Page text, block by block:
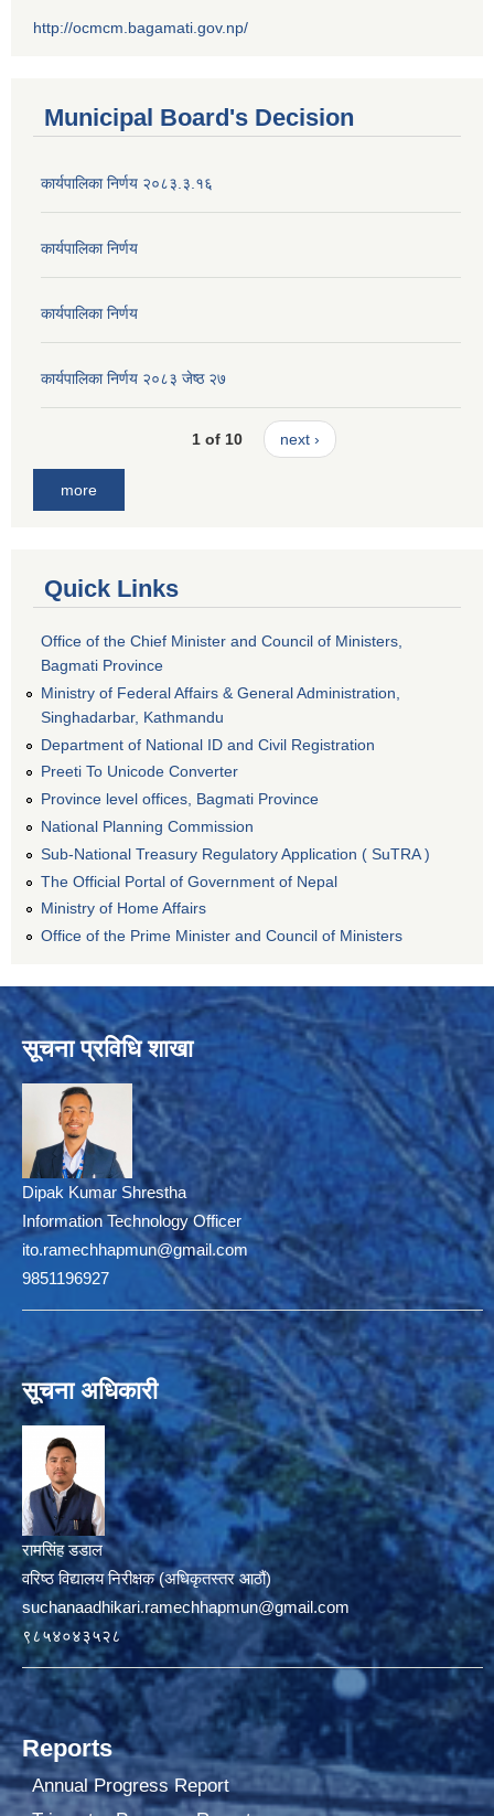
http://ocmcm.bagamati.gov.np/
Municipal Board's Decision
कार्यपालिका निर्णय २०८३.३.१६
कार्यपालिका निर्णय
कार्यपालिका निर्णय
कार्यपालिका निर्णय २०८३ जेष्ठ २७
1 of 10 next ›
more
Quick Links
Office of the Chief Minister and Council of Ministers,
Bagmati Province
Ministry of Federal Affairs & General Administration,
Singhadarbar, Kathmandu
Department of National ID and Civil Registration
Preeti To Unicode Converter
Province level offices, Bagmati Province
National Planning Commission
Sub-National Treasury Regulatory Application ( SuTRA )
The Official Portal of Government of Nepal
Ministry of Home Affairs
Office of the Prime Minister and Council of Ministers
सूचना प्रविधि शाखा
Dipak Kumar Shrestha
Information Technology Officer
ito.ramechhapmun@gmail.com
9851196927
सूचना अधिकारी
रामसिंह डडाल
वरिष्ठ विद्यालय निरीक्षक (अधिकृतस्तर आठौं)
suchanaadhikari.ramechhapmun@gmail.com
९८५४०४३५२८
Reports
Annual Progress Report